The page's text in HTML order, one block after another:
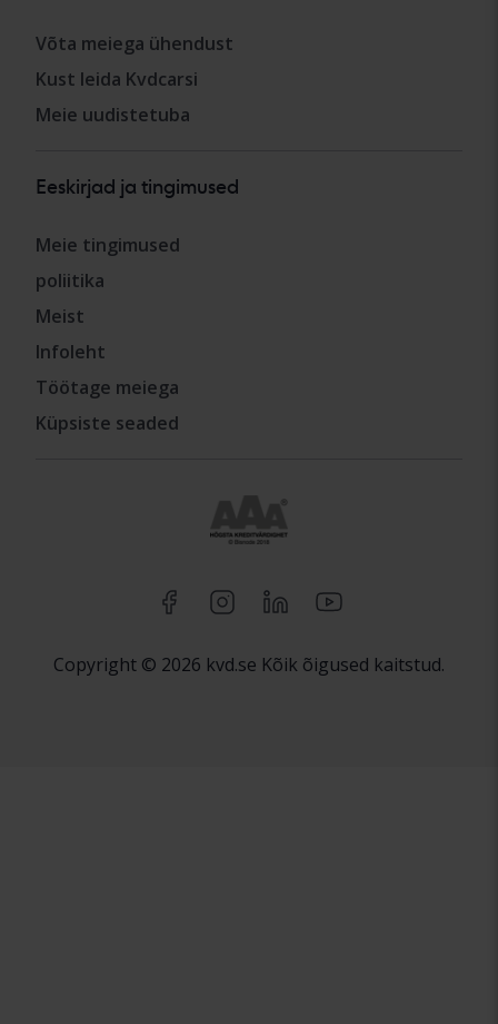
Võta meiega ühendust
Kust leida Kvdcarsi
Meie uudistetuba
Eeskirjad ja tingimused
Meie tingimused
poliitika
Meist
Infoleht
Töötage meiega
Küpsiste seaded
Copyright © 2026 kvd.se Kõik õigused kaitstud.